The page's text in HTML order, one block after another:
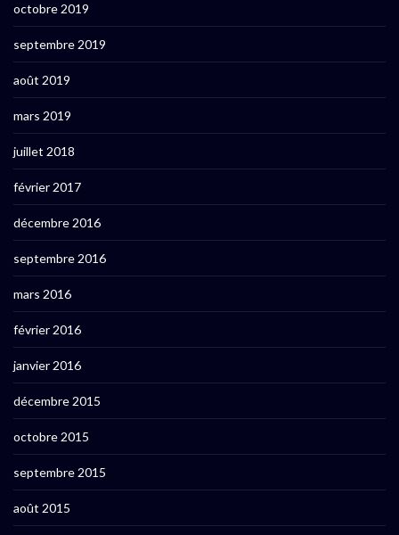
octobre 2019
septembre 2019
août 2019
mars 2019
juillet 2018
février 2017
décembre 2016
septembre 2016
mars 2016
février 2016
janvier 2016
décembre 2015
octobre 2015
septembre 2015
août 2015